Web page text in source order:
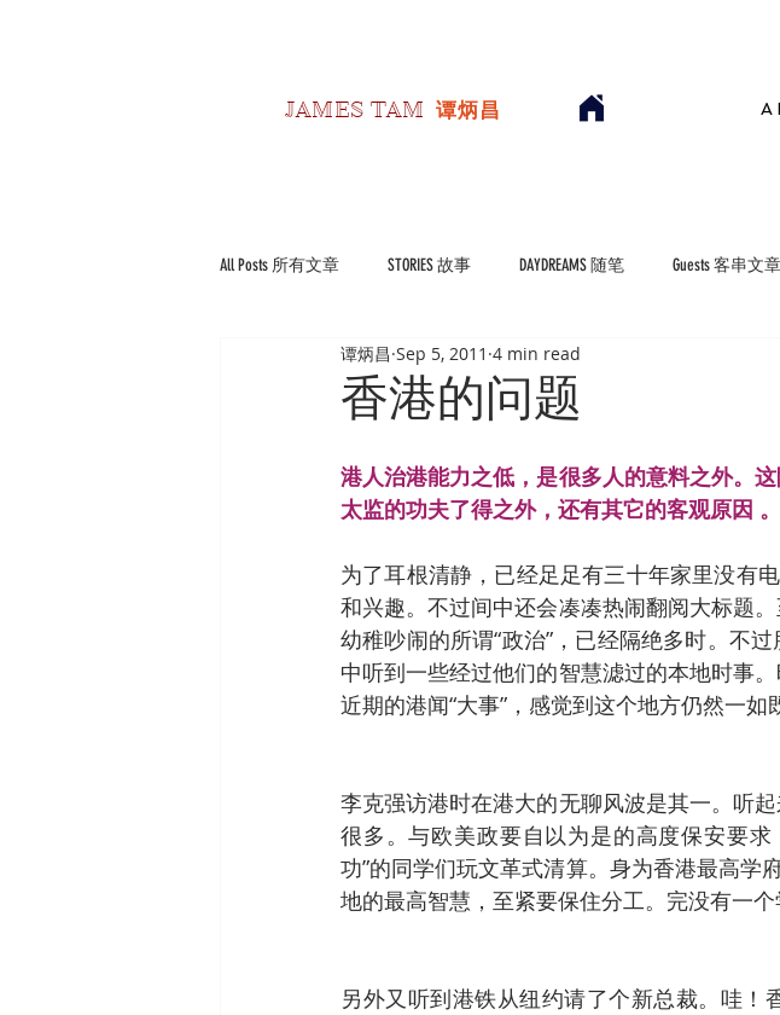
JAMES TAM 谭炳昌 A
All Posts 所有文章 STORIES 故事 DAYDREAMS 随笔 Guests 客串文章
POLITICS 政经 Reviews 书影评 COMMENTARIES 短评
香港的问题
谭炳昌 Sep 5, 2011 4 min read
港人治港能力之低，是很多人的意料之外。
太监的功夫了得之外，还有其它的客观原因 。
为了耳根清静，已经足足有三十年家里没有
和兴趣。不过间中还会凑凑热闹翻阅大标题
幼稚吵闹的所谓“政治”，已经隔绝多时。不
中听到一些经过他们的智慧滤过的本地时事
近期的港闻“大事”，感觉到这个地方仍然一如
李克强访港时在港大的无聊风波是其一。听
很多。与欧美政要自以为是的高度保安要
功”的同学们玩文革式清算。身为香港最高学
地的最高智慧，至紧要保住分工。完没有一
另外又听到港铁从纽约请了个新总裁。哇